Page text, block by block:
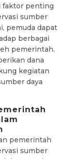
faktor penting
sumber
pemuda dapat
berbagai
pemerintah.
dana
kegiatan
daya
pemerintah
sumber